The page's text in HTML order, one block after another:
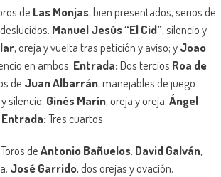
de Las Monjas, bien presentados, serios de
Manuel Jesús “El Cid”, silencio y
, oreja y vuelta tras petición y aviso; yJoao
en ambos. Entrada:Dos tercios Roa de
de Juan Albarrán, manejables de juego.
silencio; Ginés Marín, oreja y oreja;Ángel
Entrada:Tres cuartos.
deAntonio Bañuelos. David Galván,
José Garrido, dos orejas y ovación;